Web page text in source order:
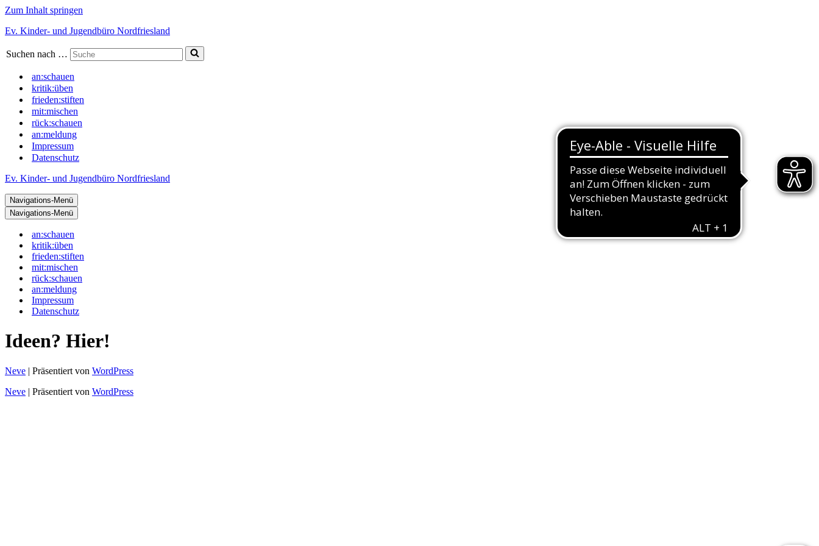
Zum Inhalt springen
Ev. Kinder- und Jugendbüro Nordfriesland
Suchen nach …
an:schauen
kritik:üben
frieden:stiften
mit:mischen
rück:schauen
an:meldung
Impressum
Datenschutz
Ev. Kinder- und Jugendbüro Nordfriesland
Navigations-Menü
Navigations-Menü
an:schauen
kritik:üben
frieden:stiften
mit:mischen
rück:schauen
an:meldung
Impressum
Datenschutz
Ideen? Hier!
Neve | Präsentiert von WordPress
Neve | Präsentiert von WordPress